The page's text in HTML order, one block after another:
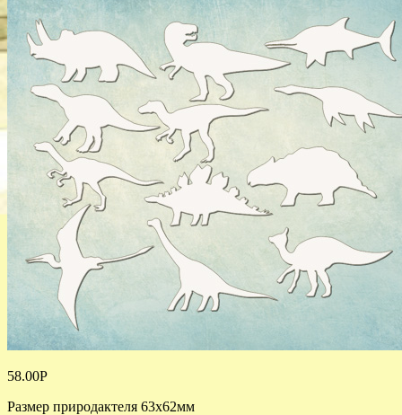
58.00Р
Размер природактеля 63х62мм